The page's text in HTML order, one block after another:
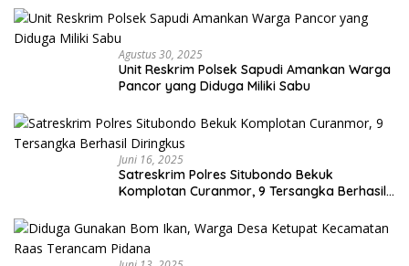
Agustus 30, 2025
Unit Reskrim Polsek Sapudi Amankan Warga
Pancor yang Diduga Miliki Sabu
Juni 16, 2025
Satreskrim Polres Situbondo Bekuk
Komplotan Curanmor, 9 Tersangka Berhasil